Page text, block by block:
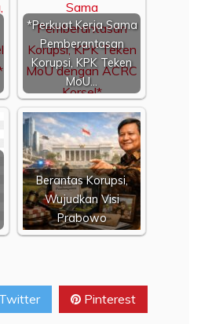
*Perkuat Kerja Sama
Pemberantasan
Korupsi, KPK Teken
MoU…
Berantas Korupsi,
Wujudkan Visi
Prabowo
Twitter Pinterest